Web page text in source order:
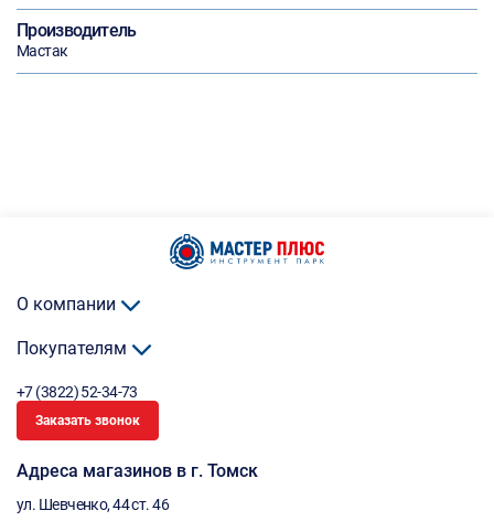
Производитель
Мастак
О компании
Покупателям
+7 (3822) 52-34-73
Заказать звонок
Адреса магазинов в г. Томск
ул. Шевченко, 44 ст. 46